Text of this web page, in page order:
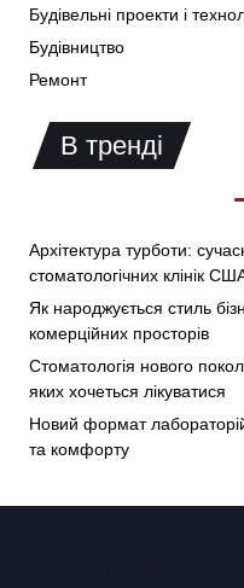
Будівельні проекти і
Будівництво
Ремонт
В тренді
Архітектура турботи:
стоматологічних клінік
Як народжується стиль
комерційних просторів
Стоматологія нового
яких хочеться лікуватися
Новий формат
та комфорту